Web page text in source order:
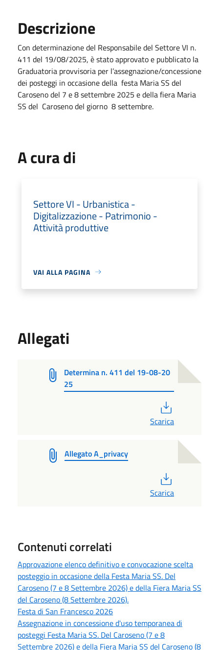
Descrizione
Con determinazione del Responsabile del Settore VI n.
411 del 19/08/2025, è stato approvato e pubblicato la
Graduatoria provvisoria per l’assegnazione/concessione
dei posteggi in occasione della festa Maria SS del
Caroseno del 7 e 8 settembre 2025 e della fiera Maria
SS del Caroseno del giorno 8 settembre.
A cura di
Settore VI - Urbanistica -
Digitalizzazione - Patrimonio -
Attività produttive
VAI ALLA PAGINA
Allegati
Determina n. 411 del 19-08-20
25
Scarica
Allegato A_privacy
Scarica
Contenuti correlati
Approvazione elenco definitivo e convocazione scelta
posteggio in occasione della Festa Maria SS. Del
Caroseno (7 e 8 Settembre 2026) e della Fiera Maria SS
del Caroseno (8 Settembre 2026).
Festa di San Francesco 2026
Assegnazione in concessione d'uso temporanea di
posteggi Festa Maria SS. Del Caroseno (7 e 8
Settembre 2026) e della Fiera Maria SS del Caroseno (8